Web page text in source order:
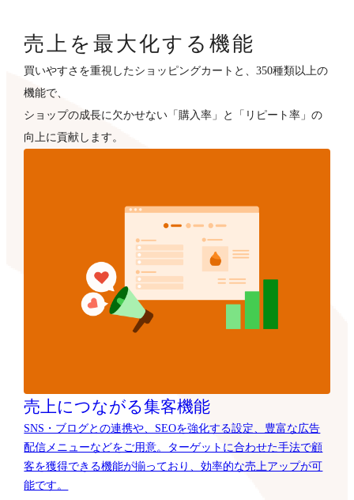
売上を最大化する機能
買いやすさを重視したショッピングカートと、350種類以上の
機能で、
ショップの成長に欠かせない「購入率」と「リピート率」の
向上に貢献します。
売上につながる集客機能
SNS・ブログとの連携や、SEOを強化する設定、豊富な広告
配信メニューなどをご用意。ターゲットに合わせた手法で顧
客を獲得できる機能が揃っており、効率的な売上アップが可
能です。